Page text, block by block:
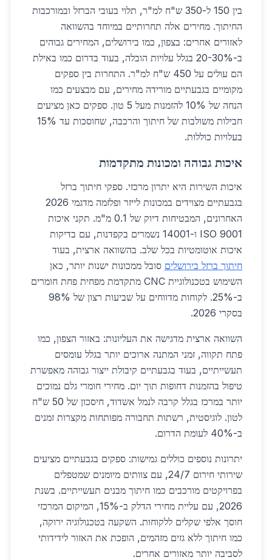
בין 150 ל-350 ש"ח למ"ר, תלוי בעובי הברזל ובמורכבות
החיתוך. מחירים אלה תחרותיים במיוחד בהשוואה
לאזורים אחרים: בצפון, כמו בירושלים, המחירים גבוהים
ב-20-30% בגלל עלויות הובלה, בעוד בדרום כמו באילת
הם עולים על 450 ש"ח למ"ר. התחרות בין ספקים
מקומיים בגבעתיים מורידה מחירים, עם מבצעים כמו
הנחה של 10% להזמנות מעל 5 טון. ספקים כאן מציעים
חבילות משולבות של חיתוך והרכבה, שחוסכות עד 15%
בעלויות כוללות.
איכות גבוהה ומכונות מתקדמות
איכות השירות היא יתרון מרכזי. ספקי חיתוך ברזל
בגבעתיים מצוידים במכונות לייזר ופלזמה מדגמי 2026
האחרונים, המבטיחות דיוק של 0.1 מ"מ. תקני איכות
ISO 9001 ו-14001 נשמרים בקפדנות, עם בדיקות
איכות אוטומטיות בכל שלב. בהשוואה ארצית, בעוד
חיתוך ברזל בירושלים סובל ממכונות ישנות יותר, כאן
השימוש בטכנולוגיית CNC מתקדמת מפחית פחת חומרים
ב-25%. לקוחות מדווחים על שביעות רצון של 98%
בסקרי 2026.
השוואה ארצית מדגישה את העליונות: באזור הצפון, כמו
פתח תקווה, זמני המתנה ארוכים יותר בגלל עומסים
תעשייתיים, בעוד בגבעתיים קיבולת ייצור גבוהה מאפשרת
טיפול בהזמנות דחופות תוך יום. מחירי חומרי גלם נמוכים
יותר במרכז בגלל קרבה לנמל אשדוד, חיסכון של 50 ש"ח
לטון. לוגיסטית, רשתות תחבורה מפותחות מקצרות זמנים
ב-40% לעומת הדרום.
יתרונות נוספים כוללים גמישות: ספקים בגבעתיים מציעים
שירותי חירום 24/7, עם צוותים מיומנים שמטפלים
בפרויקטים מורכבים כמו חיתוך מבנים תעשייתיים. בשנת
2026, עם עליית מחירי הדלק ב-15%, המיקום המרכזי
חוסך אלפי שקלים ללקוחות. השקעה בטכנולוגיה ירוקה,
כמו חיתוך ללא גזים מזהמים, הופכת את האזור לידידותי
לסביבה יותר מאזורים אחרים.